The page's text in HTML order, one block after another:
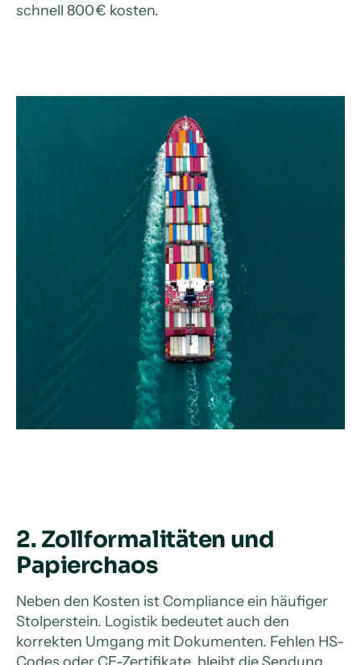
schnell 800 € kosten.
2. Zollformalitäten und
Papierchaos
Neben den Kosten ist Compliance ein häufiger
Stolperstein. Logistik bedeutet auch den
korrekten Umgang mit Dokumenten. Fehlen HS-